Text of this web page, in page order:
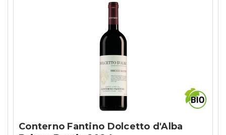
Conterno Fantino Dolcetto d'Alba